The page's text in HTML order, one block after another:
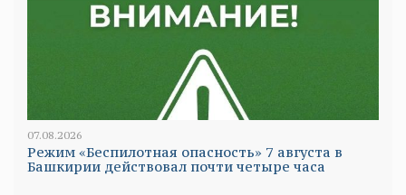
07.08.2026
Режим «Беспилотная опасность» 7 августа в
Башкирии действовал почти четыре часа